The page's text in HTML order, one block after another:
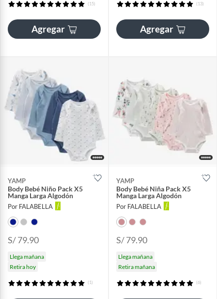
(15)
Agregar
(13)
Agregar
YAMP
Body Bebé Niño Pack X5
Manga Larga Algodón
Por FALABELLA
S/ 79.90
Llega mañana
Retira hoy
(1)
YAMP
Body Bebé Niña Pack X5
Manga Larga Algodón
Por FALABELLA
S/ 79.90
Llega mañana
Retira mañana
(6)